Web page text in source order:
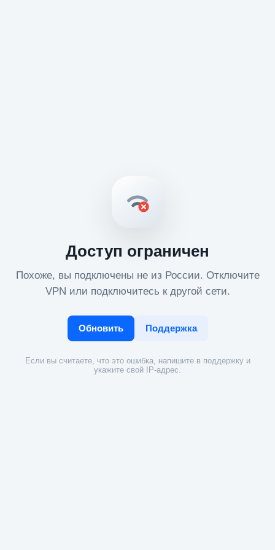
Доступ ограничен
Похоже, вы подключены не из России. Отключите
VPN или подключитесь к другой сети.
Обновить Поддержка
Если вы считаете, что это ошибка, напишите в поддержку и
укажите свой IP-адрес.